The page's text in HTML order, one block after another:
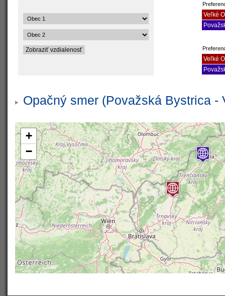
Veľké
Veľké
Opačný smer (Považská Bystrica -
+
−